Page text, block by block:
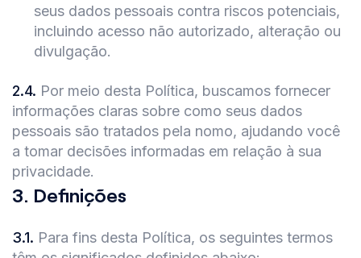
seus dados pessoais contra riscos potenciais,
incluindo acesso não autorizado, alteração ou
divulgação.
2.4. Por meio desta Política, buscamos fornecer
informações claras sobre como seus dados
pessoais são tratados pela nomo, ajudando você
a tomar decisões informadas em relação à sua
privacidade.
3. Definições
3.1. Para fins desta Política, os seguintes termos